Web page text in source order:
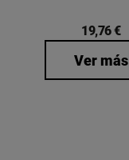
19,76 €
Ver más